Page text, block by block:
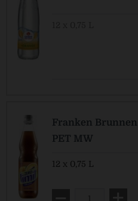
Franken
PET MW
12 x 0,75 L